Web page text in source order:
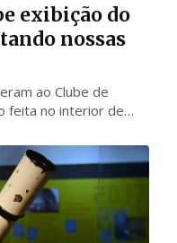
exibição do
nossas
ao Clube de
feita no interior de